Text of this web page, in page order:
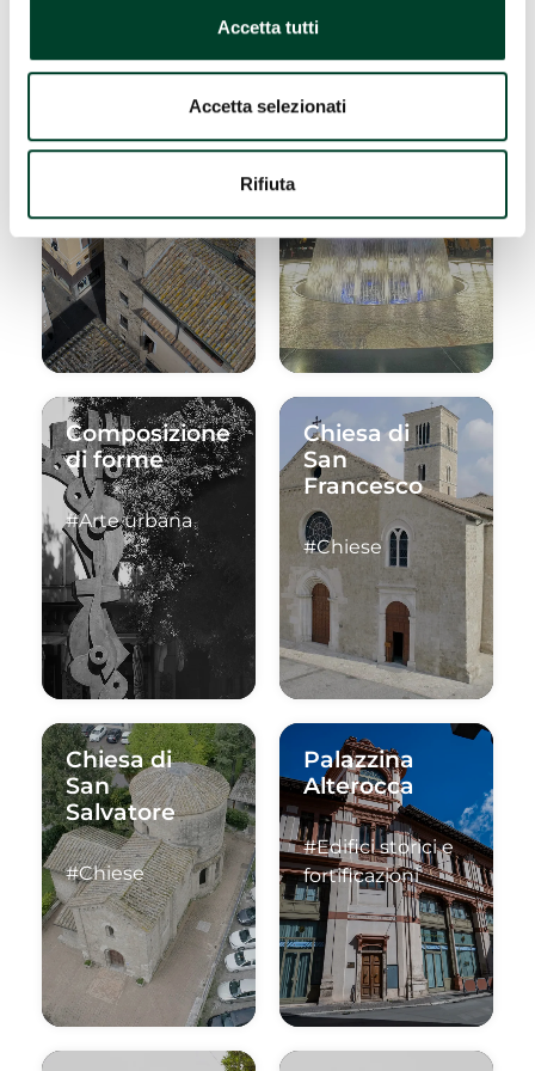
Accetta tutti
Accetta selezionati
Rifiuta
Barbarasa
fortificazioni
Fontana
dello
Zodiaco
#Arte urbana
Composizione
di forme
#Arte urbana
Chiesa di
San
Francesco
#Chiese
Chiesa di
San
Salvatore
#Chiese
Palazzina
Alterocca
#Edifici storici e
fortificazioni